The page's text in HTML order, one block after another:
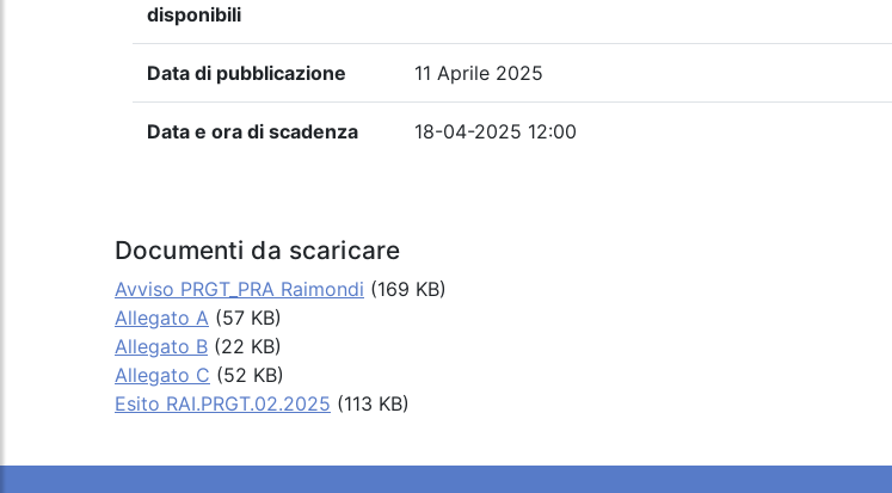
disponibili
Data di pubblicazione 11 Aprile 2025
Data e ora di scadenza 18-04-2025 12:00
Documenti da scaricare
Avviso PRGT_PRA Raimondi (169 KB)
Allegato A (57 KB)
Allegato B (22 KB)
Allegato C (52 KB)
Esito RAI.PRGT.02.2025 (113 KB)